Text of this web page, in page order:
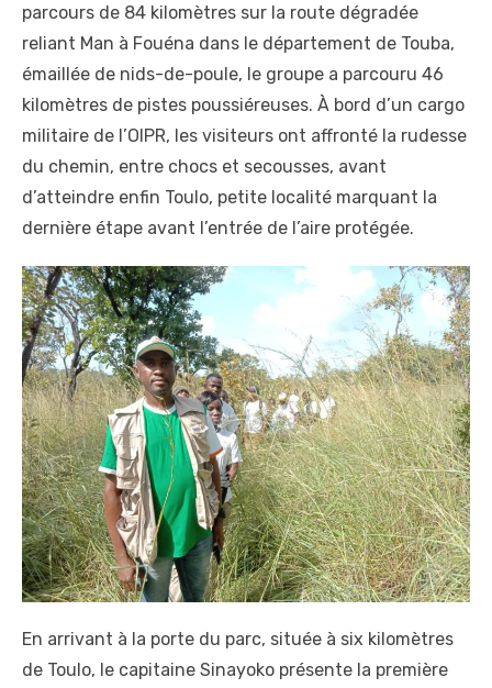
parcours de 84 kilomètres sur la route dégradée
reliant Man à Fouéna dans le département de Touba,
émaillée de nids-de-poule, le groupe a parcouru 46
kilomètres de pistes poussiéreuses. À bord d’un cargo
militaire de l’OIPR, les visiteurs ont affronté la rudesse
du chemin, entre chocs et secousses, avant
d’atteindre enfin Toulo, petite localité marquant la
dernière étape avant l’entrée de l’aire protégée.
En arrivant à la porte du parc, située à six kilomètres
de Toulo, le capitaine Sinayoko présente la première